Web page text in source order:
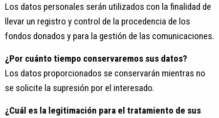
Los datos personales serán utilizados con la finalidad de
llevar un registro y control de la procedencia de los
fondos donados y para la gestión de las comunicaciones.
¿Por cuánto tiempo conservaremos sus datos?
Los datos proporcionados se conservarán mientras no
se solicite la supresión por el interesado.
¿Cuál es la legitimación para el tratamiento de sus